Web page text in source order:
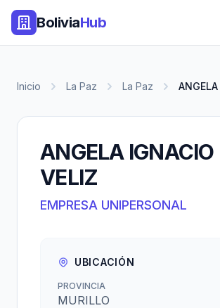
BoliviaHub
Inicio La Paz La Paz
ANGELA IGNACIO
VELIZ
EMPRESA UNIPERSONAL
UBICACIÓN
PROVINCIA
MURILLO